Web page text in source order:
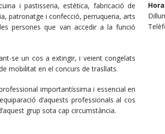
i pastisseria, estètica, fabricació de
patronatge i confecció, perruqueria, arts
persones que van accedir a la funció
se un cos a extingir, i veient congelats
mobilitat en el concurs de trasllats.
importantíssima i essencial en
d’aquests professionals al cos
grup sota cap circumstància.